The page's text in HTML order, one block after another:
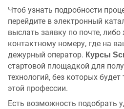
Чтоб узнать подробности
перейдите в электронный
выслать заявку по почте,
контактному номеру, где на
дежурный оператор. Курсы
стартовой площадкой для
технологий, без которых
этой профессии.
Есть возможность подобрать